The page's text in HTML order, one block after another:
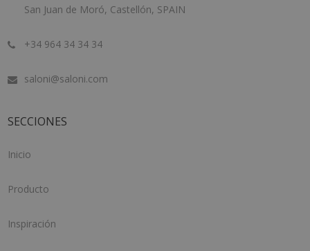
San Juan de Moró, Castellón, SPAIN
+34 964 34 34 34
saloni@saloni.com
SECCIONES
Inicio
Producto
Inspiración